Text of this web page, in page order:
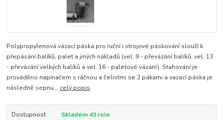
Polypropylenová vázací páska pro ruční i strojové páskování slouží k
přepásání balíků, palet a jiných nákladů (vel. 9 - převázání balíků, vel. 13
- převázání velkých balíků a vel. 16 - paletové vázání). Stahování je
prováděno napínačem s ráčnou a čelistmi se 2 pákami a vazací páska je
následně sepnu... celý popis
Dostupnost
Skladem 43 role